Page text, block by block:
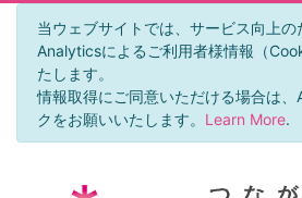
当ウェブサイトでは、サービス向上の
Analyticsによるご利用者様情報（
たします。
情報取得にご同意いただける場合は
クをお願いいたします。 Learn More.